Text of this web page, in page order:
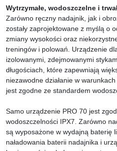
Wytrzymałe, wodoszczelne i
Zarówno ręczny nadajnik, jak i
zostały zaprojektowane z myślą o
zmiany wysokości oraz
treningów i polowań. Urządzenie
izolowanymi, zdejmowanymi
długościach, które zapewniają
niezawodne działanie w
jest zgodne ze standardem
Samo urządzenie PRO 70 jest
wodoszczelności IPX7. Zarówno
są wyposażone w wydajną baterię
naładowania baterii nadajnika i